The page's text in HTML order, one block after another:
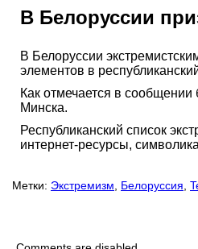
В Белоруссии
В Белоруссии
элементов в
Как отмечается в
Минска.
Республиканский список
интернет-ресурсы,
Метки: Экстремизм Белоруссия